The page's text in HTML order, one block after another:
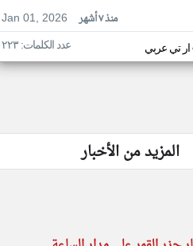
Jan 01, 2026
منذ ٧ أشهر
ار تي عربي عدد الكلمات: ٢٢٣
المزيد من الأخبار